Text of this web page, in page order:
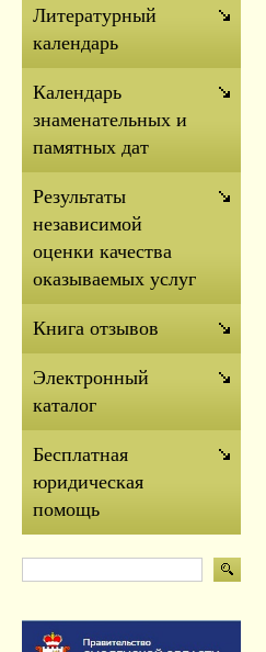
Литературный
календарь
Календарь
знаменательных и
памятных дат
Результаты
независимой
оценки качества
оказываемых услуг
Книга отзывов
Электронный
каталог
Бесплатная
юридическая
помощь